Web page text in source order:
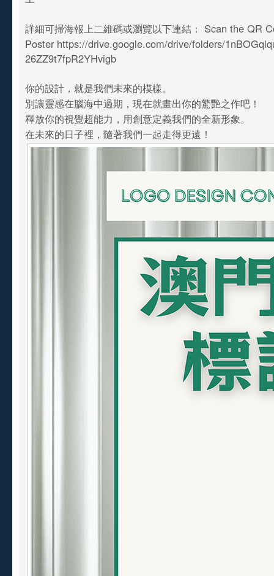
詳細可掃海報上二維碼或瀏覽以下連結： Scan the QR
Poster https://drive.google.com/drive/folders/
26ZZ9t7fpR2YHvigb
你的設計，就是我們未來的模樣。
別讓靈感在腦海中過期，現在就畫出你的驚艷之作吧！
釋放你的視覺超能力，用創意定義我們的全新形象。
在未來的日子裡，隨著我們一起走得更遠！